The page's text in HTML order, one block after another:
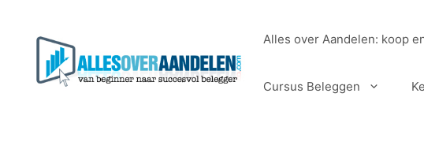
Alles over Aandelen: koop
Cursus Beleggen